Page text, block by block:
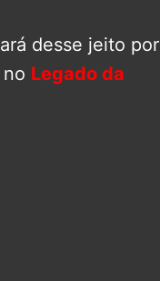
desse jeito por
Legado da